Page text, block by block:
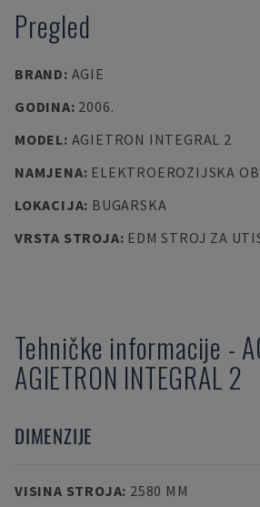
Pregled
BRAND: AGIE
GODINA: 2006.
MODEL: AGIETRON INTEGRAL 2
NAMJENA: ELEKTROEROZIJSKA
LOKACIJA: BUGARSKA
VRSTA STROJA: EDM STROJ ZA
Tehničke informacije -
AGIETRON INTEGRAL 2
DIMENZIJE
VISINA STROJA: 2580 MM